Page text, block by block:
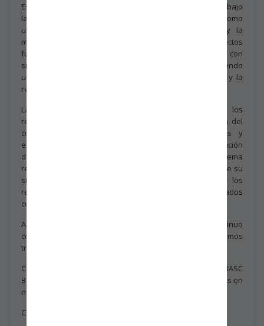
Este cambio significa que las organizaciones certificadas bajo
las normas ISO deberán considerar el cambio climático como
un elemento crítico en su gestión. La adaptación y la
mitigación del cambio climático se convierten en aspectos
fundamentales, no solo para las organizaciones con
sistemas de gestión ambiental, sino para todas, promoviendo
una mayor conciencia y acción hacia la sostenibilidad y la
resiliencia frente al cambio climático.
Las modificaciones específicas se encuentran en los
requisitos 4.1 y 4.2, que se refieren a la comprensión del
contexto de la organización y a las necesidades y
expectativas de las partes interesadas. La organización
deberá determinar si el cambio climático es un tema
relevante para su propósito y cumplir con los objetivos de su
sistema de gestión, así mismo identificar y gestionar los
requisitos de las partes interesadas relevantes relacionados
con el cambio climático.
Agradecemos su dedicación a la sostenibilidad y su continuo
compromiso con las mejores prácticas. Juntos, continuaremos
trabajando hacia un futuro más sostenible y resiliente.
Cualquier información adicional, será informada por BASC
Bogotá – Colombia, a través de las direcciones registradas en
nuestra base de datos de los asociados.
Cordialmente,